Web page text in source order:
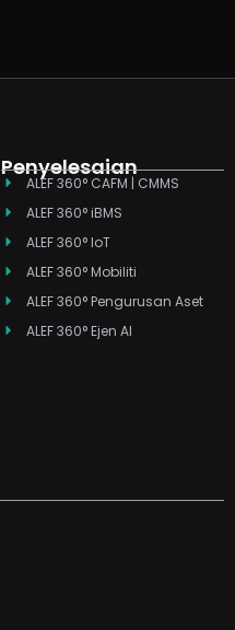
Penyelesaian
ALEF 360° CAFM | CMMS
ALEF 360° iBMS
ALEF 360° IoT
ALEF 360° Mobiliti
ALEF 360° Pengurusan Aset
ALEF 360° Ejen AI